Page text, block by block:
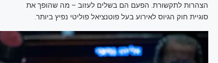
הצהרות לתקשורת. הפעם הם בשלים לעזוב – מה שהופך את
סוגיית חוק הגיוס לאירוע בעל פוטנציאל פוליטי נפיץ ביותר.